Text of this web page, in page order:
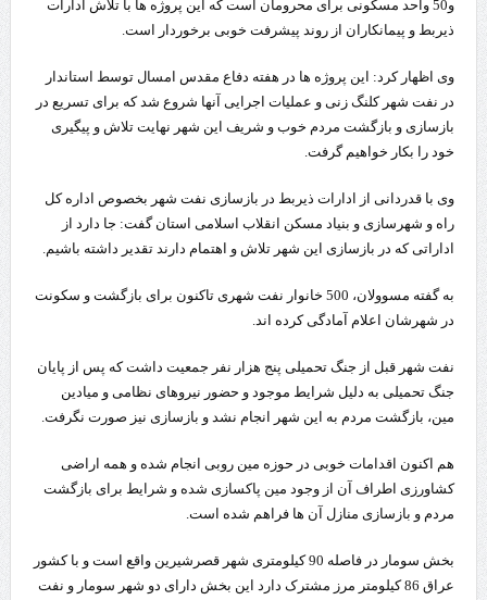
مرز چیلات دهلران می‌تواند مکمل مرز بین‌المللی مهران شود
روایت روزنامه اتریشی از بحران در مرز مغرب و اسپانیا
تردد زائران اربعین در مرزهای خوزستان از مرز یک میلیون و ۴۲۸ هزار نفر
گذشت
و50 واحد مسکونی برای محرومان است که این پروژه ها با تلاش ادارات
ذیربط و پیمانکاران از روند پیشرفت خوبی برخوردار است.
وی اظهار کرد: این پروژه ها در هفته دفاع مقدس امسال توسط استاندار
در نفت شهر کلنگ زنی و عملیات اجرایی آنها شروع شد که برای تسریع در
بازسازی و بازگشت مردم خوب و شریف این شهر نهایت تلاش و پیگیری
خود را بکار خواهیم گرفت.
وی با قدردانی از ادارات ذیربط در بازسازی نفت شهر بخصوص اداره کل
راه و شهرسازی و بنیاد مسکن انقلاب اسلامی استان گفت: جا دارد از
اداراتی که در بازسازی این شهر تلاش و اهتمام دارند تقدیر داشته باشیم.
به گفته مسوولان، 500 خانوار نفت شهری تاکنون برای بازگشت و سکونت
در شهرشان اعلام آمادگی کرده اند.
نفت شهر قبل از جنگ تحمیلی پنج هزار نفر جمعیت داشت که پس از پایان
جنگ تحمیلی به دلیل شرایط موجود و حضور نیروهای نظامی و میادین
مین، بازگشت مردم به این شهر انجام نشد و بازسازی نیز صورت نگرفت.
هم اکنون اقدامات خوبی در حوزه مین روبی انجام شده و همه اراضی
کشاورزی اطراف آن از وجود مین پاکسازی شده و شرایط برای بازگشت
مردم و بازسازی منازل آن ها فراهم شده است.
بخش سومار در فاصله 90 کیلومتری شهر قصرشیرین واقع است و با کشور
عراق 86 کیلومتر مرز مشترک دارد این بخش دارای دو شهر سومار و نفت